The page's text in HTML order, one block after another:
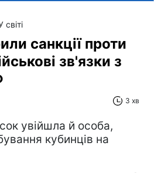
світі
санкції проти
зв'язки з
3 хв
увійшла й особа,
кубинців на